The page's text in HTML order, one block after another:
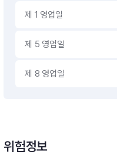
제 1 영업일
제 5 영업일
제 8 영업일
위험정보